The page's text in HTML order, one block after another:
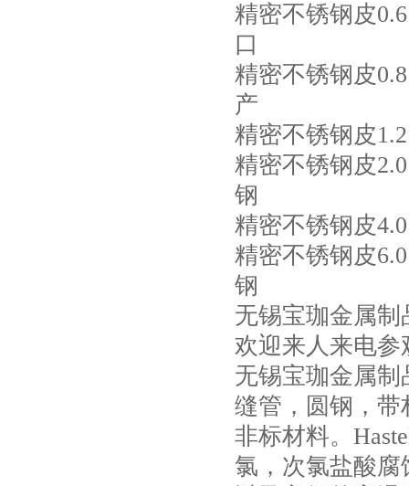
精密不锈钢皮
口
精密不锈钢皮
产
精密不锈钢皮
精密不锈钢皮
钢
精密不锈钢皮
精密不锈钢皮
钢
无锡宝珈金属
欢迎来人来电参
无锡宝珈金属制
缝管，圆钢，
非标材料。
氯，次氯盐酸